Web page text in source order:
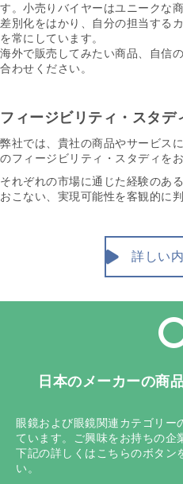
す。小売りバイヤーはユニークな
差別化をはかり、自分の担当する
を常にしています。
海外で販売してみたい商品、自信
合わせください。
フィージビリティ・スタデ
弊社では、貴社の商品やサービス
のフィージビリティ・スタディを
それぞれの市場に通じた経験のあ
おこない、実現可能性を客観的に
詳しい
日本のメーカーの商
眼鏡および眼鏡関連カテゴリー
ています。ご興味をお持ちの企
下記の詳しくはこちらのボタン
い。